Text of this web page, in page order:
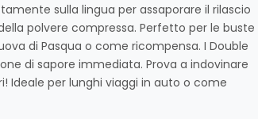
sulla lingua per assaporare il rilascio
polvere compressa. Perfetto per le buste
di Pasqua o come ricompensa. I Double
di sapore immediata. Prova a indovinare
Ideale per lunghi viaggi in auto o come